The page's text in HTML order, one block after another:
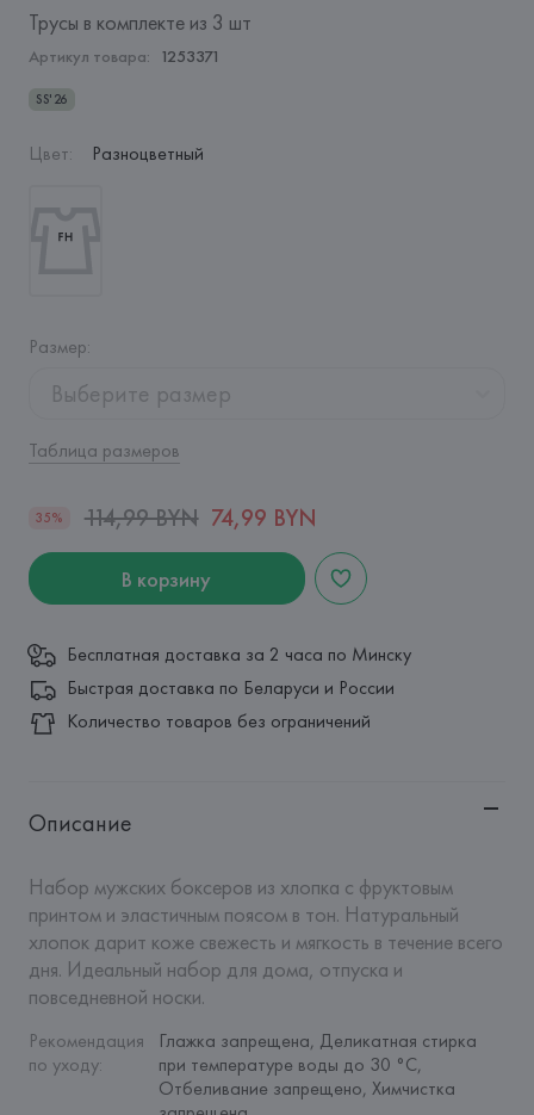
Трусы в комплекте из 3 шт
Артикул товара: 1253371
SS'26
Цвет: Разноцветный
Размер:
Выберите размер
Таблица размеров
35% 114,99 BYN 74,99 BYN
В корзину
Бесплатная доставка за 2 часа по Минску
Быстрая доставка по Беларуси и России
Количество товаров без ограничений
Описание
Набор мужских боксеров из хлопка с фруктовым
принтом и эластичным поясом в тон. Натуральный
хлопок дарит коже свежесть и мягкость в течение всего
дня. Идеальный набор для дома, отпуска и
повседневной носки.
Рекомендация
по уходу:
Глажка запрещена, Деликатная стирка
при температуре воды до 30 °C,
Отбеливание запрещено, Химчистка